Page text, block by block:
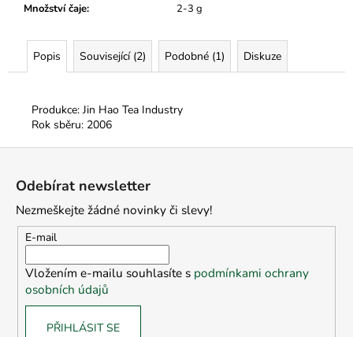
Množství čaje: 2-3 g
Popis Související (2) Podobné (1) Diskuze
Produkce: Jin Hao Tea Industry
Rok sběru: 2006
Odebírat newsletter
Nezmeškejte žádné novinky či slevy!
E-mail
Vložením e-mailu souhlasíte s podmínkami ochrany
osobních údajů
PŘIHLÁSIT SE